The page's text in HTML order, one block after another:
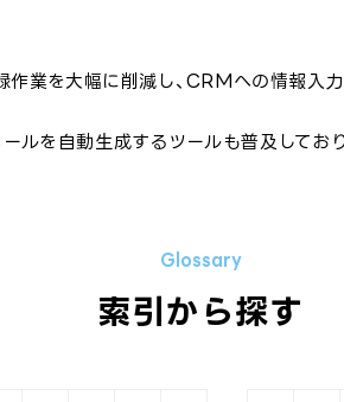
作業を大幅に削減し、CRMへの情報入
ルを自動生成するツールも普及してお
索引から探す